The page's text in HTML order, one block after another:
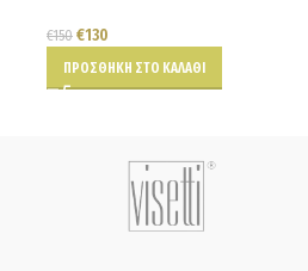
€150 €130
ΠΡΟΣΘΉΚΗ ΣΤΟ ΚΑΛΆΘΙ